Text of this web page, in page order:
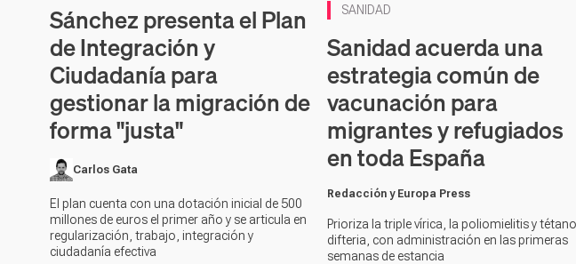
Sánchez presenta el Plan
de Integración y
Ciudadanía para
gestionar la migración de
forma "justa"
Carlos Gata
El plan cuenta con una dotación inicial de 500
millones de euros el primer año y se articula en
regularización, trabajo, integración y
ciudadanía efectiva
SANIDAD
Sanidad acuerda una
estrategia común de
vacunación para
migrantes y refugiados
en toda España
Redacción y Europa Press
Prioriza la triple vírica, la poliomielitis y
difteria, con administración en las primeras
semanas de estancia